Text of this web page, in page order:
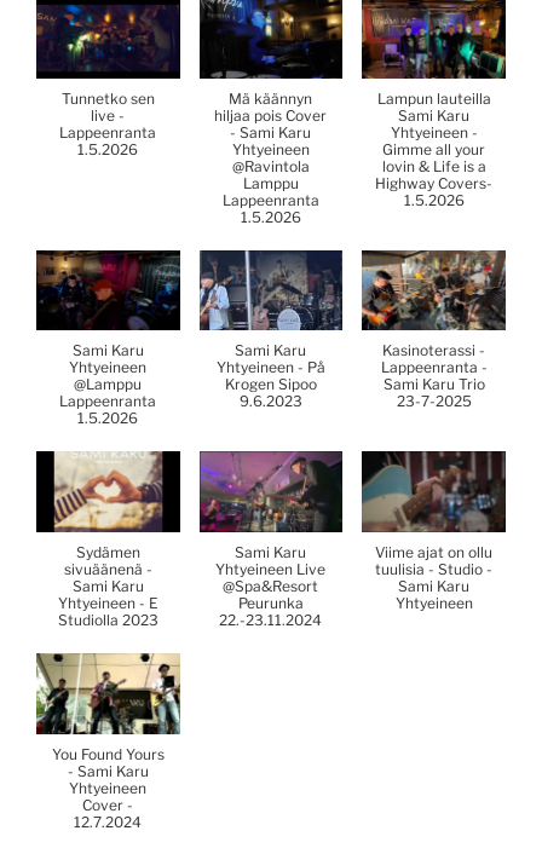
Tunnetko sen
live -
Lappeenranta
1.5.2026
Mä käännyn
hiljaa pois Cover
- Sami Karu
Yhtyeineen
@Ravintola
Lamppu
Lappeenranta
1.5.2026
Lampun lauteilla
Sami Karu
Yhtyeineen -
Gimme all your
lovin & Life is a
Highway Covers-
1.5.2026
Sami Karu
Yhtyeineen
@Lamppu
Lappeenranta
1.5.2026
Sami Karu
Yhtyeineen - På
Krogen Sipoo
9.6.2023
Kasinoterassi -
Lappeenranta -
Sami Karu Trio
23-7-2025
Sydämen
sivuäänenä -
Sami Karu
Yhtyeineen - E
Studiolla 2023
Sami Karu
Yhtyeineen Live
@Spa&Resort
Peurunka
22.-23.11.2024
Viime ajat on ollu
tuulisia - Studio -
Sami Karu
Yhtyeineen
You Found Yours
- Sami Karu
Yhtyeineen
Cover -
12.7.2024